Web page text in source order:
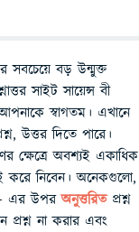
সবচেয়ে বড় উন্মুক্ত
সাইট সায়েন্স বী
স্বাগতম। এখানে
উত্তর দিতে পারে।
ক্ষেত্রে অবশ্যই একাধিক
করে নিবেন। অনেকগুলো,
এর উপরঅনুত্তরিতপ্রশ্ন
প্রশ্ন না করার এবং